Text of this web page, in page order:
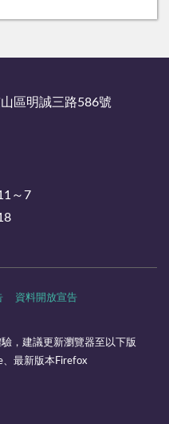
區明誠三路586號
～7
資料開放宣告
，建議更新瀏覽器至以下版
、最新版本Firefox